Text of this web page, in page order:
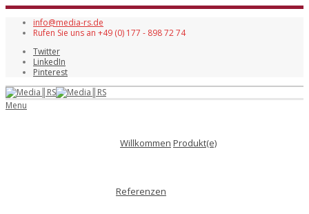
info@media-rs.de
Rufen Sie uns an +49 (0) 177 - 898 72 74
Twitter
LinkedIn
Pinterest
Menu
Willkommen Produkt(e)
Referenzen